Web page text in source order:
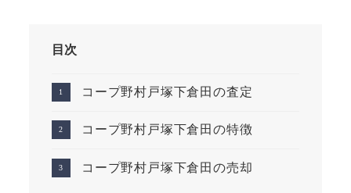
目次
コープ野村戸塚下倉田の査定
コープ野村戸塚下倉田の特徴
コープ野村戸塚下倉田の売却